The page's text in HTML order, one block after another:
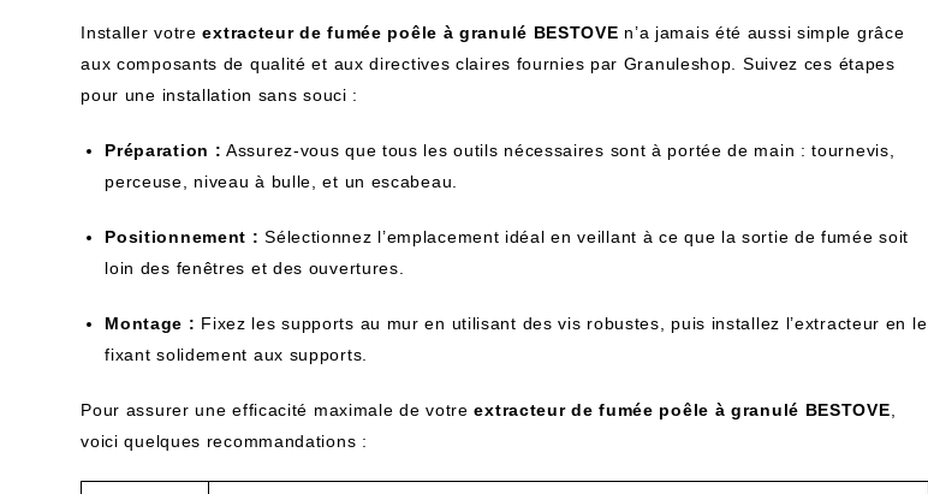
Installer votreextracteur de fumée poêle à granulé BESTOVE n’a jamais été aussi simple grâce
aux composants de qualité et aux directives claires fournies par Granuleshop. Suivez ces étapes
pour une installation sans souci :
Préparation : Assurez-vous que tous les outils nécessaires sont à portée de main : tournevis,
perceuse, niveau à bulle, et un escabeau.
Positionnement : Sélectionnez l’emplacement idéal en veillant à ce que la sortie de fumée soit
loin des fenêtres et des ouvertures.
Montage : Fixez les supports au mur en utilisant des vis robustes, puis installez l’extracteur en le
fixant solidement aux supports.
Pour assurer une efficacité maximale de votreextracteur de fumée poêle à granulé BESTOVE
voici quelques recommandations :